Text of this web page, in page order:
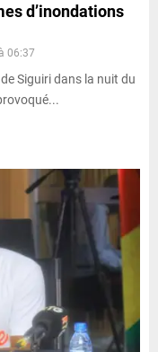
d’inondations
06:37
Siguiri dans la nuit du